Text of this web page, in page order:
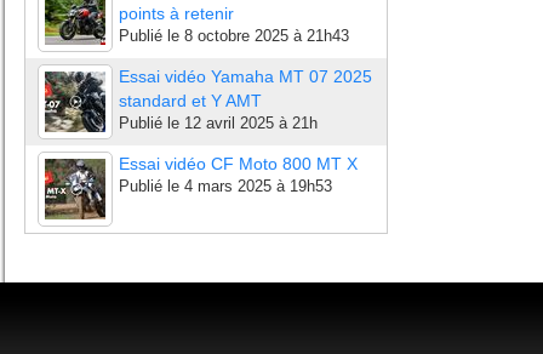
points à retenir
Publié le 8 octobre 2025 à 21h43
Essai vidéo Yamaha MT 07 2025
standard et Y AMT
Publié le 12 avril 2025 à 21h
Essai vidéo CF Moto 800 MT X
Publié le 4 mars 2025 à 19h53